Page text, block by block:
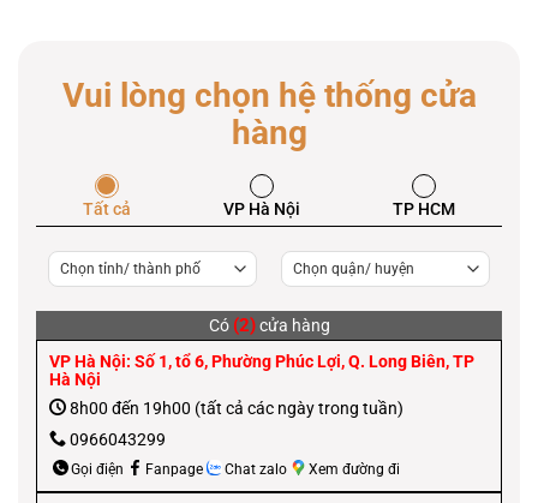
Vui lòng chọn hệ thống cửa
hàng
Tất cả VP Hà Nội TP HCM
Có (2)cửa hàng
VP Hà Nội: Số 1, tổ 6, Phường Phúc Lợi, Q. Long Biên, TP
Hà Nội
8h00 đến 19h00 (tất cả các ngày trong tuần)
0966043299
Gọi điện Fanpage Chat zalo Xem đường đi